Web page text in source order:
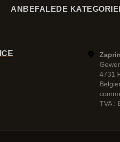
ANBEFALEDE
4731
TVA :